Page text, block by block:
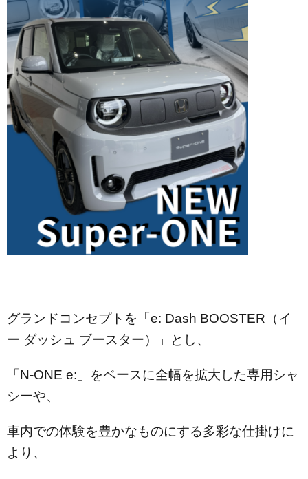
グランドコンセプトを「e: Dash BOOSTER（イ
ー ダッシュ ブースター）」とし、
「N-ONE e:」をベースに全幅を拡大した専用シャ
シーや、
車内での体験を豊かなものにする多彩な仕掛けに
より、